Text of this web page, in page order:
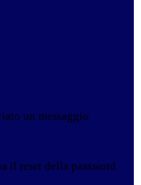
un messaggio
il reset della password